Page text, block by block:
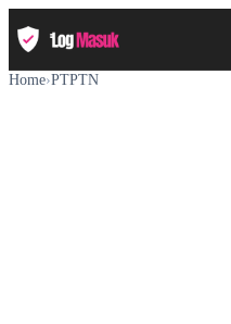
Home›PTPTN